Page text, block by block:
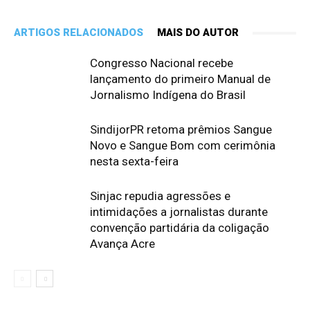
ARTIGOS RELACIONADOS MAIS DO AUTOR
Congresso Nacional recebe
lançamento do primeiro Manual de
Jornalismo Indígena do Brasil
SindijorPR retoma prêmios Sangue
Novo e Sangue Bom com cerimônia
nesta sexta-feira
Sinjac repudia agressões e
intimidações a jornalistas durante
convenção partidária da coligação
Avança Acre